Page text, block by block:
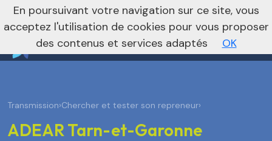
Vers le site national
nivo_2026: 1
Transmission›Chercher et tester son repreneur›
ADEAR Tarn-et-Garonne
En poursuivant votre navigation sur ce site, vous
acceptez l'utilisation de cookies pour vous proposer
des contenus et services adaptés
OK